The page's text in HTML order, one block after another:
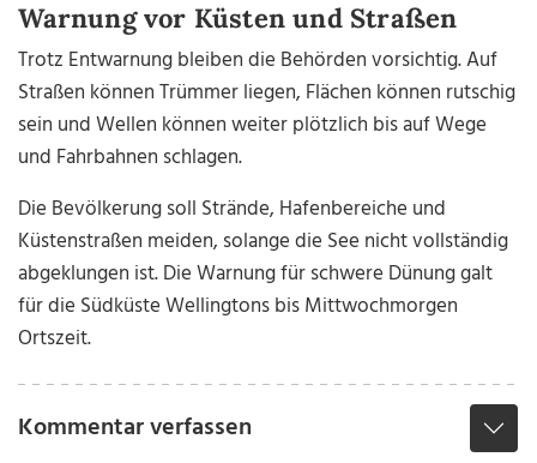
Warnung vor Küsten und Straßen
Trotz Entwarnung bleiben die Behörden vorsichtig. Auf
Straßen können Trümmer liegen, Flächen können rutschig
sein und Wellen können weiter plötzlich bis auf Wege
und Fahrbahnen schlagen.
Die Bevölkerung soll Strände, Hafenbereiche und
Küstenstraßen meiden, solange die See nicht vollständig
abgeklungen ist. Die Warnung für schwere Dünung galt
für die Südküste Wellingtons bis Mittwochmorgen
Ortszeit.
Kommentar verfassen